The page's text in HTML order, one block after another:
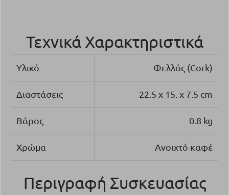
Τεχνικά Χαρακτηριστικά
Υλικό Φελλός (Cork)
Διαστάσεις 22.5 x 15. x 7.5 cm
Βάρος 0.8 kg
Χρώμα Ανοιχτό καφέ
Περιγραφή Συσκευασίας